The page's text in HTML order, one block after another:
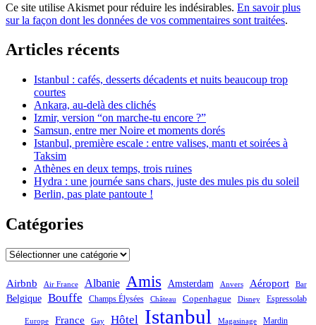
Ce site utilise Akismet pour réduire les indésirables. En savoir plus
sur la façon dont les données de vos commentaires sont traitées.
Articles récents
Istanbul : cafés, desserts décadents et nuits beaucoup trop
courtes
Ankara, au-delà des clichés
Izmir, version “on marche-tu encore ?”
Samsun, entre mer Noire et moments dorés
Istanbul, première escale : entre valises, mantı et soirées à
Taksim
Athènes en deux temps, trois ruines
Hydra : une journée sans chars, juste des mules pis du soleil
Berlin, pas plate pantoute !
Catégories
Catégories
Airbnb Air France Albanie Amis Amsterdam Anvers Aéroport Bar
Belgique Bouffe Champs Élysées Château Copenhague Disney Espressolab
Europe France Gay Hôtel Istanbul Magasinage Mardin